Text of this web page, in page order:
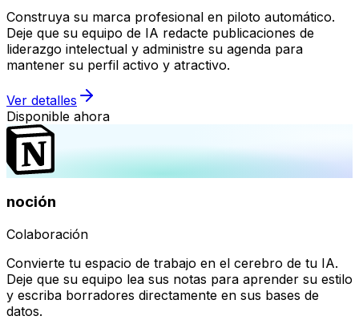
Construya su marca profesional en piloto automático.
Deje que su equipo de IA redacte publicaciones de
liderazgo intelectual y administre su agenda para
mantener su perfil activo y atractivo.
Ver detalles
Disponible ahora
noción
Colaboración
Convierte tu espacio de trabajo en el cerebro de tu IA.
Deje que su equipo lea sus notas para aprender su estilo
y escriba borradores directamente en sus bases de
datos.